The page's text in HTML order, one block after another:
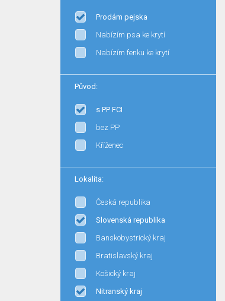
Prodám pejska
Nabízím psa ke krytí
Nabízím fenku ke krytí
Původ:
s PP FCI
bez PP
Kříženec
Lokalita:
Česká republika
Slovenská republika
Banskobystrický kraj
Bratislavský kraj
Košický kraj
Nitranský kraj